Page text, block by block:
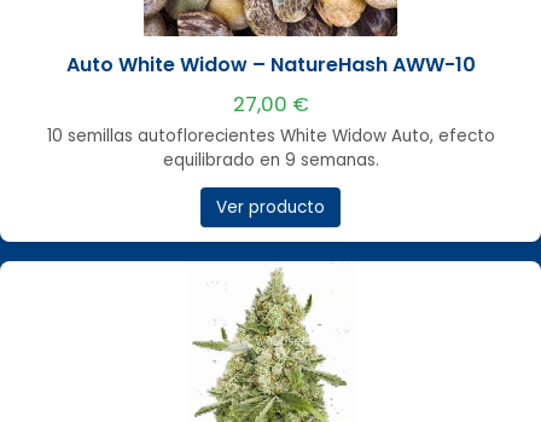
Auto White Widow – NatureHash AWW-10
27,00 €
10 semillas autoflorecientes White Widow Auto, efecto
equilibrado en 9 semanas.
Ver producto